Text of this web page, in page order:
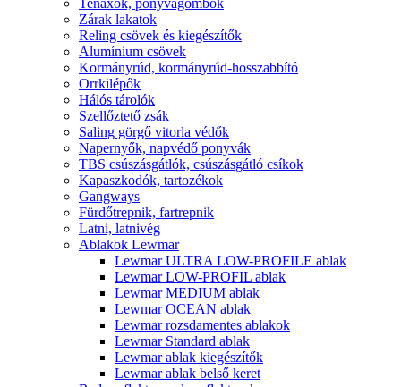
Tenaxok, ponyvagombok
Zárak lakatok
Reling csövek és kiegészítők
Alumínium csövek
Kormányrúd, kormányrúd-hosszabbító
Orrkilépők
Hálós tárolók
Szellőztető zsák
Saling görgő vitorla védők
Napernyők, napvédő ponyvák
TBS csúszásgátlók, csúszásgátló csíkok
Kapaszkodók, tartozékok
Gangways
Fürdőtrepnik, fartrepnik
Latni, latnivég
Ablakok Lewmar
Lewmar ULTRA LOW-PROFILE ablak
Lewmar LOW-PROFIL ablak
Lewmar MEDIUM ablak
Lewmar OCEAN ablak
Lewmar rozsdamentes ablakok
Lewmar Standard ablak
Lewmar ablak kiegészítők
Lewmar ablak belső keret